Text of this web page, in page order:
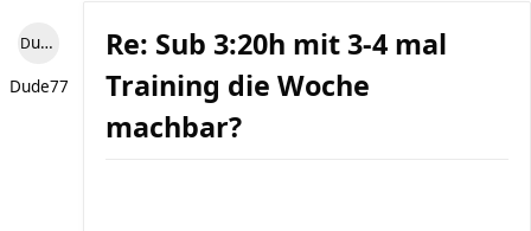
Dude77
Dude77
Re: Sub 3:20h mit 3-4 mal
Training die Woche
machbar?